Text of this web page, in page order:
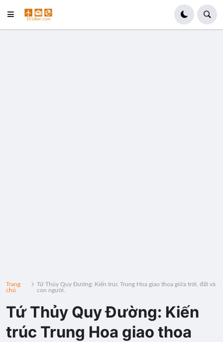
Trang
chủ
Tứ Thủy Quy Đường: Kiến trúc Trung Hoa giao thoa giữa trời, đất và
con người.
Tứ Thủy Quy Đường: Kiến
trúc Trung Hoa giao thoa